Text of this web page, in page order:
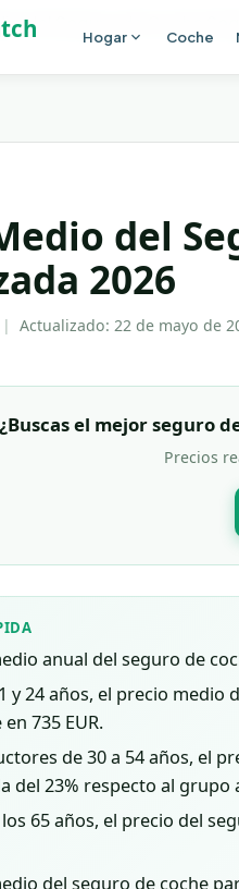
Hogar Coche
del Seguro de Coche
del
2026
| Actualizado: 22 de mayo de
¿Buscas el mejor seguro
Precios
anual del seguro de
y 24 años, el precio
735 EUR.
de 30 a 54 años, el
del 23% respecto al grupo
65 años, el precio del
del seguro de coche